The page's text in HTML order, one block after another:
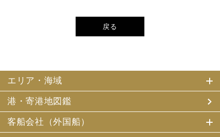
戻る
エリア・海域
港・寄港地図鑑
客船会社（外国船）